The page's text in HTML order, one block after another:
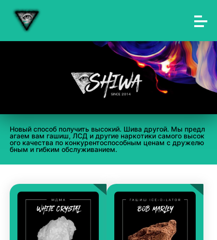
Новый способ получить высокий. Шива другой. Мы предл
агаем вам гашиш, ЛСД и другие наркотики самого высок
ого качества по конкурентоспособным ценам с дружелю
бным и гибким обслуживанием.